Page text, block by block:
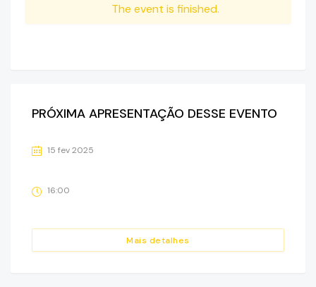
The event is finished.
PRÓXIMA APRESENTAÇÃO DESSE EVENTO
Mais detalhes
15 fev 2025
16:00